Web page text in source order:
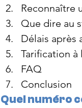
Reconnaître
Que dire au
Délais après
Tarification à
FAQ
Conclusion
Quel numéro